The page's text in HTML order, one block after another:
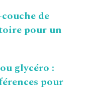
de
pour un
glycéro :
pour